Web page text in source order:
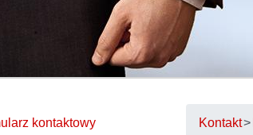
kontaktowy Kontakt